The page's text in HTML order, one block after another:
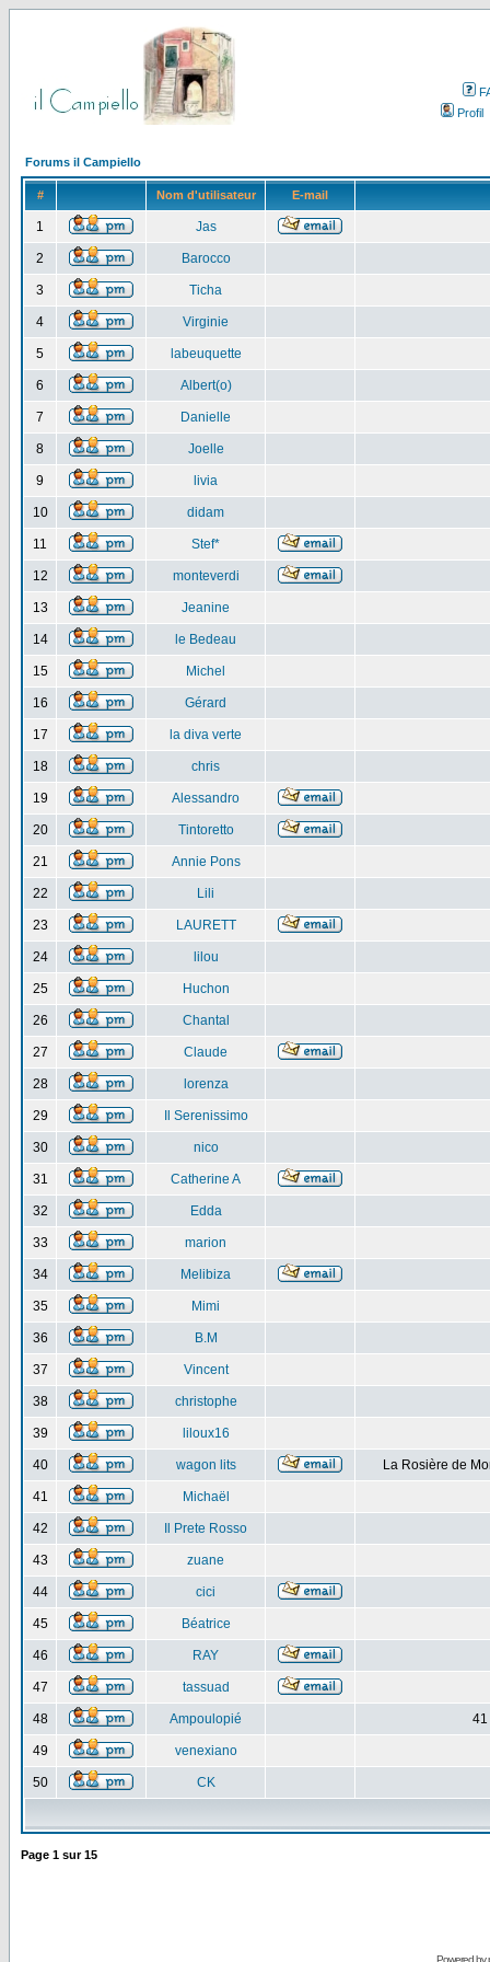
Profil
Forums il Campiello
# Nom d'utilisateur E-mail
1 Jas
2 Barocco
3 Ticha
4 Virginie
5 labeuquette
6 Albert(o)
7 Danielle
8 Joelle
9 livia
10 didam
11 Stef*
12 monteverdi
13 Jeanine
14 le Bedeau
15 Michel
16 Gérard
17 la diva verte
18 chris
19 Alessandro
20 Tintoretto
21 Annie Pons
22 Lili
23 LAURETT
24 lilou
25 Huchon
26 Chantal
27 Claude
28 lorenza
29 Il Serenissimo
30 nico
31 Catherine A
32 Edda
33 marion
34 Melibiza
35 Mimi
36 B.M
37 Vincent
38 christophe
39 liloux16
40 wagon lits La Rosière de
41 Michaël
42 Il Prete Rosso
43 zuane
44 cici
45 Béatrice
46 RAY
47 tassuad
48 Ampoulopié 41
49 venexiano
50 CK
Page 1 sur15
Powered by